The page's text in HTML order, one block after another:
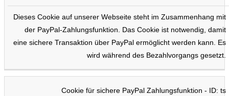
Dieses Cookie auf unserer Webseite steht im Zusammenhang mit
der PayPal-Zahlungsfunktion. Das Cookie ist notwendig, damit
eine sichere Transaktion über PayPal ermöglicht werden kann. Es
wird während des Bezahlvorgangs gesetzt.
Cookie für sichere PayPal Zahlungsfunktion - ID: ts